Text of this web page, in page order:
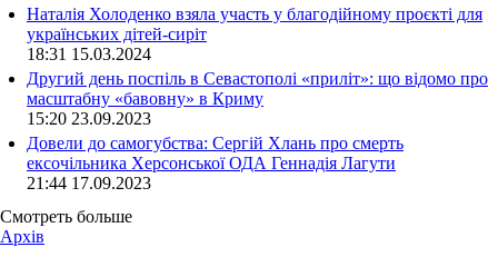
Наталія Холоденко взяла участь у благодійному проєкті для
українських дітей-сиріт
18:31 15.03.2024
Другий день поспіль в Севастополі «приліт»: що відомо про
масштабну «бавовну» в Криму
15:20 23.09.2023
Довели до самогубства: Сергій Хлань про смерть
ексочільника Херсонської ОДА Геннадія Лагути
21:44 17.09.2023
Смотреть больше
Архів